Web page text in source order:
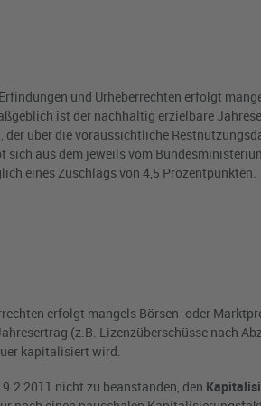
und Urheberrechten erfolgt
ist der nachhaltig erzielbare
der über die voraussichtliche
aus dem jeweils vom
eines Zuschlags von 4,5 Prozentpunkten.
erfolgt mangels Börsen- oder
(z.B. Lizenzüberschüsse nach
kapitalisiert wird.
2011 nicht zu beanstanden, den